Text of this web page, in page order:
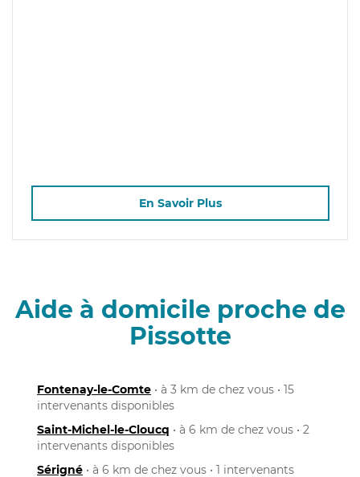
En Savoir Plus
Aide à domicile proche de
Pissotte
Fontenay-le-Comte • à 3 km de chez vous • 15
intervenants disponibles
Saint-Michel-le-Cloucq • à 6 km de chez vous • 2
intervenants disponibles
Sérigné • à 6 km de chez vous • 1 intervenants